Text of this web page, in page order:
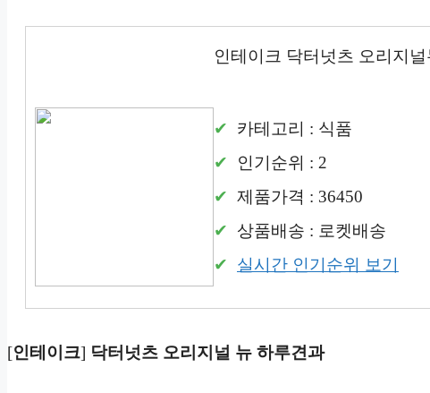
인테이크 닥터넛츠 오리지
카테고리 : 식품
인기순위 : 2
제품가격 : 36450
상품배송 : 로켓배송
실시간 인기순위 보기
[인테이크] 닥터넛츠 오리지널 뉴 하루견과